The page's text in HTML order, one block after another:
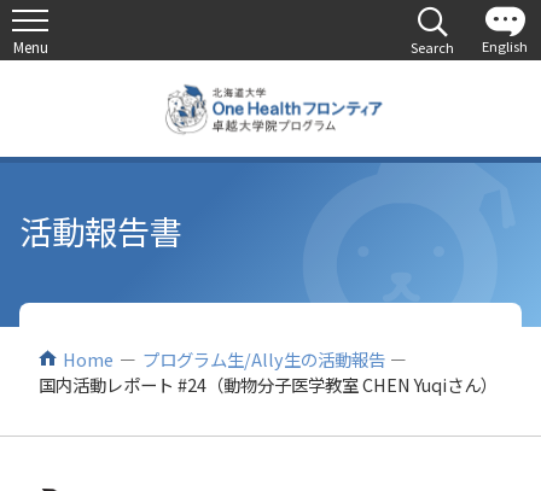
活動報告書
Home
プログラム生/Ally生の活動報告
国内活動レポート #24（動物分子医学教室 CHEN Yuqiさん）